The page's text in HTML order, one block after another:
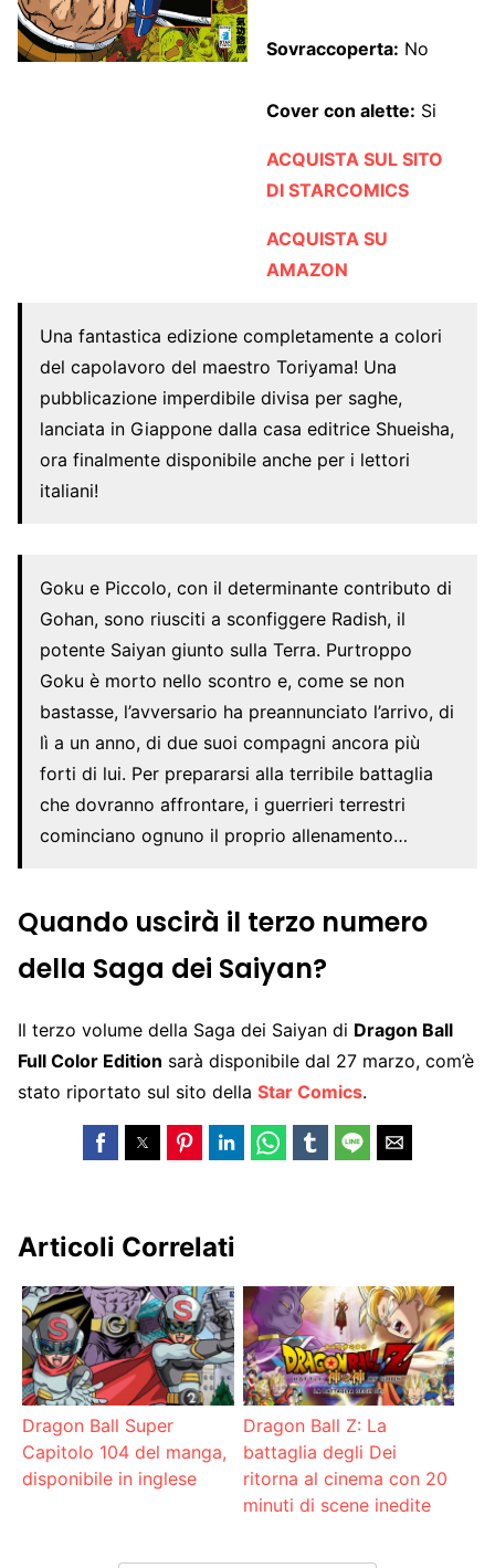
Sovraccoperta: No
Cover con alette: Si
ACQUISTA SUL SITO
DI STARCOMICS
ACQUISTA SU
AMAZON
Una fantastica edizione completamente a colori
del capolavoro del maestro Toriyama! Una
pubblicazione imperdibile divisa per saghe,
lanciata in Giappone dalla casa editrice Shueisha,
ora finalmente disponibile anche per i lettori
italiani!
Goku e Piccolo, con il determinante contributo di
Gohan, sono riusciti a sconfiggere Radish, il
potente Saiyan giunto sulla Terra. Purtroppo
Goku è morto nello scontro e, come se non
bastasse, l’avversario ha preannunciato l’arrivo, di
lì a un anno, di due suoi compagni ancora più
forti di lui. Per prepararsi alla terribile battaglia
che dovranno affrontare, i guerrieri terrestri
cominciano ognuno il proprio allenamento…
Quando uscirà il terzo numero
della Saga dei Saiyan?
Il terzo volume della Saga dei Saiyan di Dragon Ball
Full Color Edition sarà disponibile dal 27 marzo, com’è
stato riportato sul sito della Star Comics.
Articoli Correlati
Dragon Ball Super
Capitolo 104 del manga,
disponibile in inglese
Dragon Ball Z: La
battaglia degli Dei
ritorna al cinema con 20
minuti di scene inedite